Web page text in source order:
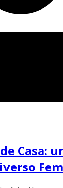
Casa: